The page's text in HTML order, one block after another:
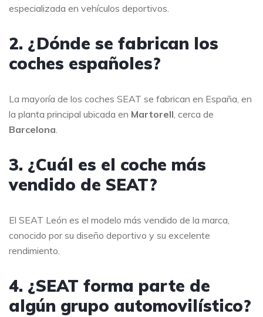
especializada en vehículos deportivos.
2. ¿Dónde se fabrican los
coches españoles?
La mayoría de los coches SEAT se fabrican en España, en
la planta principal ubicada en Martorell, cerca de
Barcelona.
3. ¿Cuál es el coche más
vendido de SEAT?
El SEAT León es el modelo más vendido de la marca,
conocido por su diseño deportivo y su excelente
rendimiento.
4. ¿SEAT forma parte de
algún grupo automovilístico?